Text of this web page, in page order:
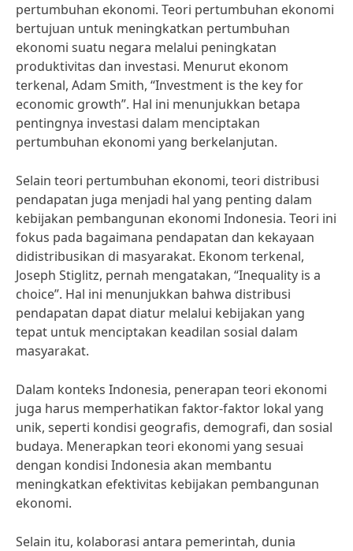
pertumbuhan ekonomi. Teori pertumbuhan ekonomi
bertujuan untuk meningkatkan pertumbuhan
ekonomi suatu negara melalui peningkatan
produktivitas dan investasi. Menurut ekonom
terkenal, Adam Smith, “Investment is the key for
economic growth”. Hal ini menunjukkan betapa
pentingnya investasi dalam menciptakan
pertumbuhan ekonomi yang berkelanjutan.
Selain teori pertumbuhan ekonomi, teori distribusi
pendapatan juga menjadi hal yang penting dalam
kebijakan pembangunan ekonomi Indonesia. Teori ini
fokus pada bagaimana pendapatan dan kekayaan
didistribusikan di masyarakat. Ekonom terkenal,
Joseph Stiglitz, pernah mengatakan, “Inequality is a
choice”. Hal ini menunjukkan bahwa distribusi
pendapatan dapat diatur melalui kebijakan yang
tepat untuk menciptakan keadilan sosial dalam
masyarakat.
Dalam konteks Indonesia, penerapan teori ekonomi
juga harus memperhatikan faktor-faktor lokal yang
unik, seperti kondisi geografis, demografi, dan sosial
budaya. Menerapkan teori ekonomi yang sesuai
dengan kondisi Indonesia akan membantu
meningkatkan efektivitas kebijakan pembangunan
ekonomi.
Selain itu, kolaborasi antara pemerintah, dunia